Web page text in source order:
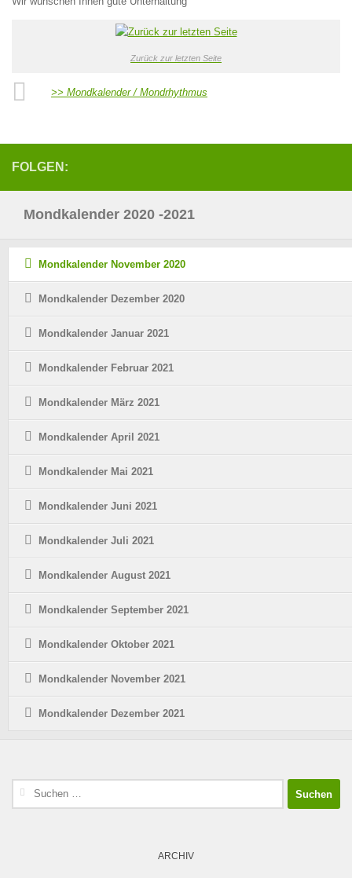
Zurück zur letzten Seite
>> Mondkalender / Mondrhythmus
FOLGEN:
Mondkalender 2020 -2021
Mondkalender November 2020
Mondkalender Dezember 2020
Mondkalender Januar 2021
Mondkalender Februar 2021
Mondkalender März 2021
Mondkalender April 2021
Mondkalender Mai 2021
Mondkalender Juni 2021
Mondkalender Juli 2021
Mondkalender August 2021
Mondkalender September 2021
Mondkalender Oktober 2021
Mondkalender November 2021
Mondkalender Dezember 2021
Suchen
ARCHIV